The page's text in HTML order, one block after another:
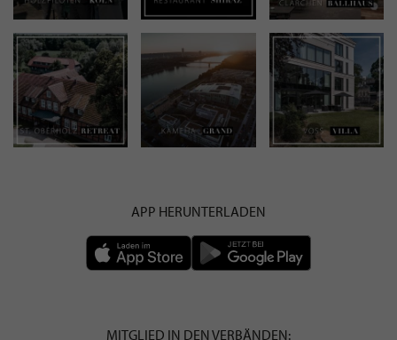
APP HERUNTERLADEN
MITGLIED IN DEN VERBÄNDEN: